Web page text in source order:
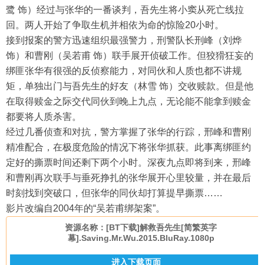
鹭 饰）经过与张华的一番谈判，吾先生将小窦从死亡线拉
回。两人开始了争取生机并相依为命的惊险20小时。
接到报案的警方迅速组织最强警力，刑警队长刑峰（刘烨
饰）和曹刚（吴若甫 饰）联手展开侦破工作。但狡猾狂妄的
绑匪张华有很强的反侦察能力，对同伙和人质也都不讲规
矩，单独出门与吾先生的好友（林雪 饰）交收赎款。但是他
在取得赎金之际交代同伙到晚上九点，无论能不能拿到赎金
都要将人质杀害。
经过几番侦查和对抗，警方掌握了张华的行踪，邢峰和曹刚
精准配合，在极度危险的情况下将张华抓获。此事离绑匪约
定好的撕票时间还剩下两个小时。深夜九点即将到来，邢峰
和曹刚再次联手与垂死挣扎的张华展开心里较量，并在最后
时刻找到突破口，但张华的同伙却打算提早撕票……
影片改编自2004年的“吴若甫绑架案”。
资源名称：[BT下载]解救吾先生[简繁英字
幕].Saving.Mr.Wu.2015.BluRay.1080p
进入下载页面